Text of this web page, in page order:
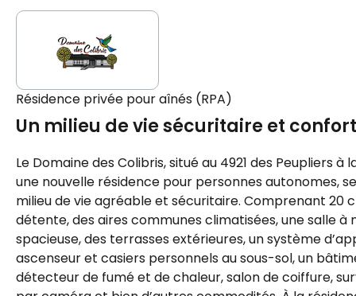
Résidence privée pour aînés (RPA)
Un milieu de vie sécuritaire et
Le Domaine des Colibris, situé au 4921 des Peupliers à
une nouvelle résidence pour personnes autonomes,
milieu de vie agréable et sécuritaire. Comprenant 20
détente, des aires communes climatisées, une salle
spacieuse, des terrasses extérieures, un système
ascenseur et casiers personnels au sous-sol, un
détecteur de fumé et de chaleur, salon de coiffure,